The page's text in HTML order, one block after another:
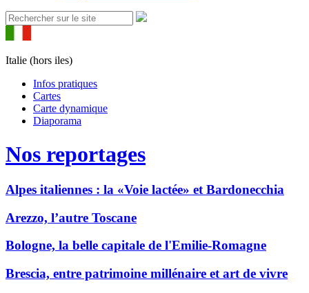
Italie (hors iles)
Infos pratiques
Cartes
Carte dynamique
Diaporama
Nos reportages
Alpes italiennes : la «Voie lactée» et Bardonecchia
Arezzo, l’autre Toscane
Bologne, la belle capitale de l'Emilie-Romagne
Brescia, entre patrimoine millénaire et art de vivre